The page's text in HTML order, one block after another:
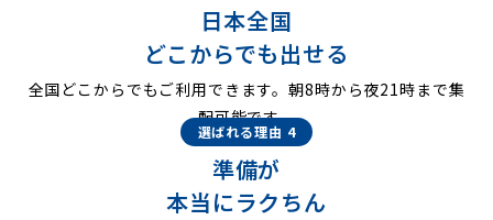
日本全国
どこからでも出せる
全国どこからでもご利用できます。朝8時から夜21時まで集
配可能です。
選ばれる理由 4
準備が
本当にラクちん